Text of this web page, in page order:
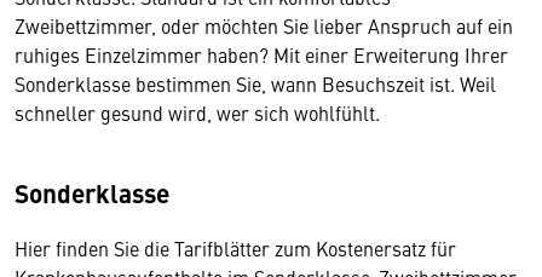
Zweibettzimmer, oder möchten Sie lieber Anspruch auf ein
ruhiges Einzelzimmer haben? Mit einer Erweiterung Ihrer
Sonderklasse bestimmen Sie, wann Besuchszeit ist. Weil
schneller gesund wird, wer sich wohlfühlt.
Sonderklasse
Hier finden Sie die Tarifblätter zum Kostenersatz für